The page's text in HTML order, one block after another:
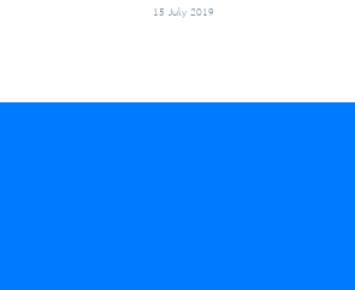
15 July 2019